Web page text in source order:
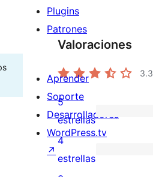
Valoraciones
3.3
2
valoraciones
de
5
5
estrellas
0
4
estrellas
Plugins
Patrones
Aprender
Soporte
Desarrolladores
WordPress.tv
↗